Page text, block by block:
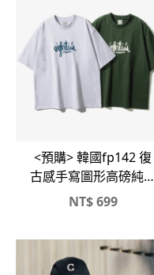
<預購> 韓國fp142 復
古感手寫圖形高磅純棉
短T
NT$699